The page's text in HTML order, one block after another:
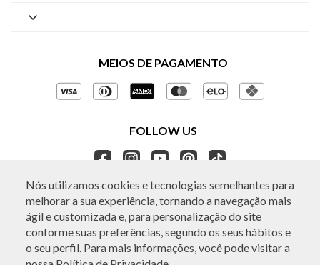
Nós utilizamos cookies e tecnologias semelhantes para
melhorar a sua experiência, tornando a navegação mais
ágil e customizada e, para personalização do site
conforme suas preferências, segundo os seus hábitos e
o seu perfil. Para mais informações, você pode visitar a
Políticas de Privacidade
Gestão de Privacidade
Ética e Sustentabilidade
Seja um Revendedor
APP BO.BÔ
Central de Preferências
Perguntas frequentes
Regulamentos e Promoções
MEIOS DE PAGAMENTO
FOLLOW US